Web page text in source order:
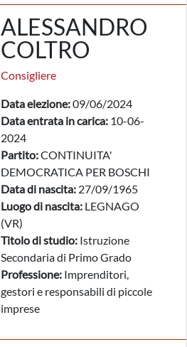
ALESSANDRO
COLTRO
Consigliere
Data elezione:09/06/2024
Data entrata in carica: 10-06-
2024
Partito:CONTINUITA'
DEMOCRATICA PER BOSCHI
Data di nascita: 27/09/1965
Luogo di nascita: LEGNAGO
(VR)
Titolo di studio: Istruzione
Secondaria di Primo Grado
Professione: Imprenditori,
gestori e responsabili di piccole
imprese